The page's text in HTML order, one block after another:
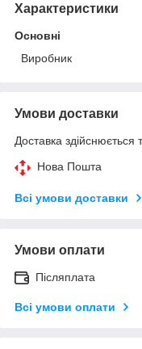
Характеристики
Основні
Виробник
Умови доставки
Доставка здійснюється
Нова Пошта
Всі умови доставки
Умови оплати
Післяплата
Всі умови оплати